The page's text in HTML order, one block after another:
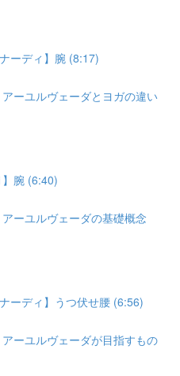
ーディ】腕 (8:17)
アーユルヴェーダとヨガの違い
】腕 (6:40)
アーユルヴェーダの基礎概念
ーディ】うつ伏せ腰 (6:56)
アーユルヴェーダが目指すもの